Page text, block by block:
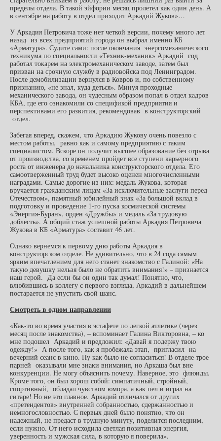
пределы отдела. В такой эйфории месяц пролетел как один день. А
в сентябре на работу в отдел приходит Аркадий Жуков»…
У Аркадия Петровича тоже нет четкой версии, почему много лет
назад из всех предприятий города он выбрал именно КБ
«Арматура». Судите сами: после окончания энергомеханического
техникума по специальности «Техник-механик» Аркадий год
работал токарем на электромеханическом заводе, затем был
призван на срочную службу в радиовойска под Ленинградом.
После демобилизации вернулся в Ковров и, по собственному
признанию, «не знал, куда деться». Минуя проходные
механического завода, он чудесным образом попал в отдел кадров
КБА, где его ознакомили со спецификой предприятия и
перспективами его развития, рекомендовав в конструкторский
отдел.
Забегая вперед, скажем, что Аркадию Жукову очень повезло с
местом работы, равно как и самому предприятию с таким
специалистом. Вскоре он получит высшее образование без отрыва
от производства, со временем пройдет все ступени карьерного
роста от инженера до начальника конструкторского отдела. Его
самоотверженный труд будет высоко оценен многочисленными
наградами. Самые дорогие из них: медаль Жукова, которая
вручается гражданским лицам «За исключительные заслуги перед
Отечеством», памятный юбилейный знак «За большой вклад в
подготовку и проведение 1-го пуска космической системы
«Энергия-Буран», орден «Дружбы» и медаль «За трудовую
доблесть». А общий стаж успешной работы Аркадия Петровича
Жукова в КБ «Арматура» составит 46 лет.
Однако вернемся к первому дню работы Аркадия в
конструкторском отделе. Не удивительно, что в 24 года самым
ярким впечатлением для него станет знакомство с Галиной: «На
такую девушку нельзя было не обратить внимания!» – признается
наш герой. Да если бы он один так думал! Понятно, что,
влюбившись в коллегу с первого взгляда, Аркадий в дальнейшем
постарается не упустить свой шанс.
Смотреть в одном направлении
«Как-то во время участия в эстафете по легкой атлетике (через
месяц после знакомства), – вспоминает Галина Викторовна, – ко
мне подошел Аркадий и предложил: «Давай я подержу твою
одежду!» А после того, как я пробежала этап, пригласил на
вечерний сеанс в кино. Ну как было не согласиться! В отделе трое
парней оказывали мне знаки внимания, но Аркаша был вне
конкуренции. Не могу объяснить почему. Наверное, это флюиды.
Кроме того, он был хорош собой: симпатичный, стройный,
спортивный, обладал чувством юмора, а как пел и играл на
гитаре! Но не это главное. Аркадий отличался от других
«претендентов» внутренней собранностью, сдержанностью и
немногословностью. С первых дней было понятно, что он
надежный, не предаст в трудную минуту, поделится последним,
если нужно. От него исходила светлая позитивная энергия,
уверенность и мужская сила, в которую я поверила».